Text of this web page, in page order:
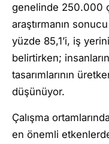
genelinde 250.000
araştırmanın
yüzde 85,1’i, iş
belirtirken;
tasarımlarının
düşünüyor.
Çalışma
en önemli